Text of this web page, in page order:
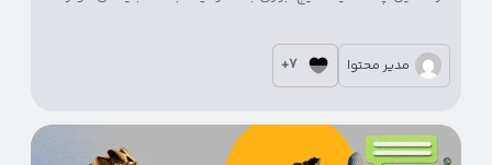
مناسب استفاده شود، می‌تواند اعتماد مخاطب را جلب کند و او را
یک گام به خرید نزدیک‌تر کند.
مدیر محتوا 7+